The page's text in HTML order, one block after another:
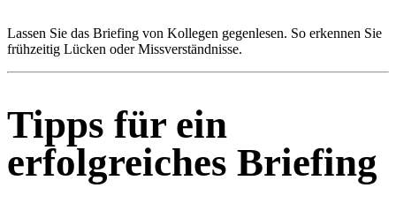
Lassen Sie das Briefing von Kollegen gegenlesen. So erkennen Sie
frühzeitig Lücken oder Missverständnisse.
Tipps für ein
erfolgreiches Briefing